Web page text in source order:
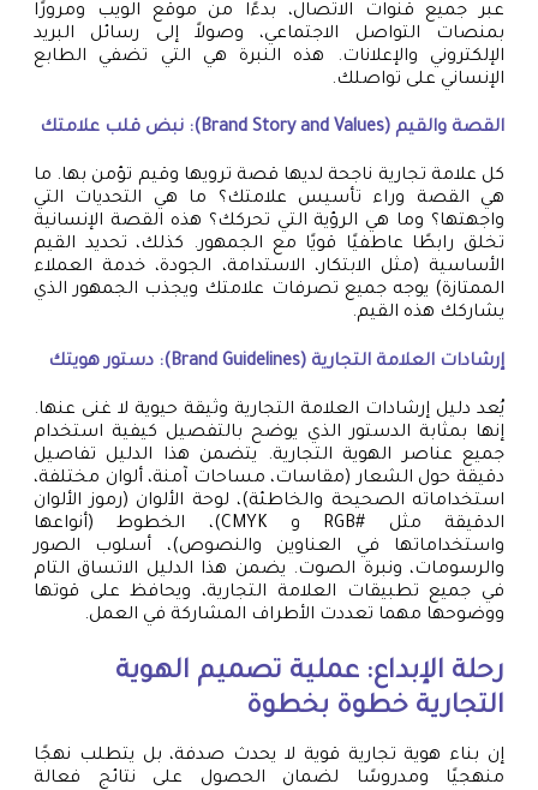
عبر جميع قنوات الاتصال، بدءًا من موقع الويب ومرورًا
بمنصات التواصل الاجتماعي، وصولاً إلى رسائل البريد
الإلكتروني والإعلانات. هذه النبرة هي التي تضفي الطابع
الإنساني على تواصلك.
القصة والقيم (Brand Story and Values): نبض قلب علامتك
كل علامة تجارية ناجحة لديها قصة ترويها وقيم تؤمن بها. ما
هي القصة وراء تأسيس علامتك؟ ما هي التحديات التي
واجهتها؟ وما هي الرؤية التي تحركك؟ هذه القصة الإنسانية
تخلق رابطًا عاطفيًا قويًا مع الجمهور. كذلك، تحديد القيم
الأساسية (مثل الابتكار، الاستدامة، الجودة، خدمة العملاء
الممتازة) يوجه جميع تصرفات علامتك ويجذب الجمهور الذي
يشاركك هذه القيم.
إرشادات العلامة التجارية (Brand Guidelines): دستور هويتك
يُعد دليل إرشادات العلامة التجارية وثيقة حيوية لا غنى عنها.
إنها بمثابة الدستور الذي يوضح بالتفصيل كيفية استخدام
جميع عناصر الهوية التجارية. يتضمن هذا الدليل تفاصيل
دقيقة حول الشعار (مقاسات، مساحات آمنة، ألوان مختلفة،
استخداماته الصحيحة والخاطئة)، لوحة الألوان (رموز الألوان
الدقيقة مثل #RGB و CMYK)، الخطوط (أنواعها
واستخداماتها في العناوين والنصوص)، أسلوب الصور
والرسومات، ونبرة الصوت. يضمن هذا الدليل الاتساق التام
في جميع تطبيقات العلامة التجارية، ويحافظ على قوتها
ووضوحها مهما تعددت الأطراف المشاركة في العمل.
رحلة الإبداع: عملية تصميم الهوية
التجارية خطوة بخطوة
إن بناء هوية تجارية قوية لا يحدث صدفة، بل يتطلب نهجًا
منهجيًا ومدروسًا لضمان الحصول على نتائج فعالة